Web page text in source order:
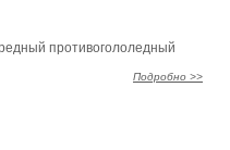
противогололедный
Подробно >>